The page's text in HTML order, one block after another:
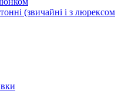
(звичайні і з люрексом